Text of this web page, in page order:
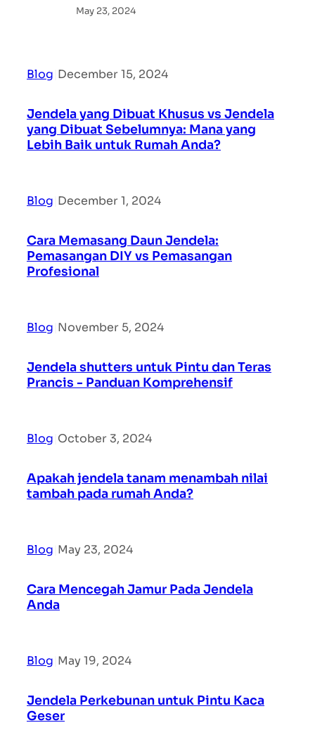
May 23, 2024
Blog December 15, 2024
Jendela yang Dibuat Khusus vs Jendela
yang Dibuat Sebelumnya: Mana yang
Lebih Baik untuk Rumah Anda?
Blog December 1, 2024
Cara Memasang Daun Jendela:
Pemasangan DIY vs Pemasangan
Profesional
Blog November 5, 2024
Jendela shutters untuk Pintu dan Teras
Prancis - Panduan Komprehensif
Blog October 3, 2024
Apakah jendela tanam menambah nilai
tambah pada rumah Anda?
Blog May 23, 2024
Cara Mencegah Jamur Pada Jendela
Anda
Blog May 19, 2024
Jendela Perkebunan untuk Pintu Kaca
Geser